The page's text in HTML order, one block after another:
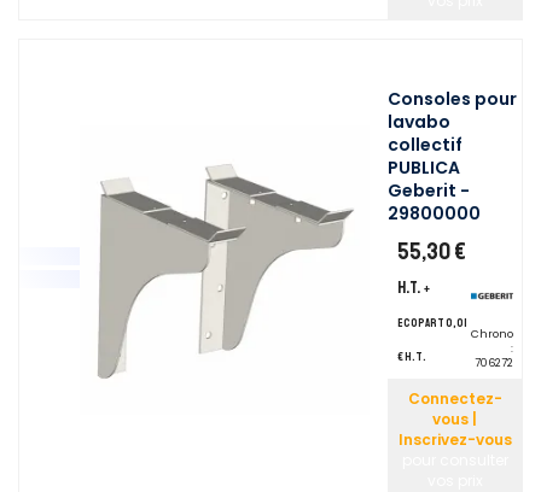
Consoles pour
lavabo
collectif
PUBLICA
Geberit -
29800000
55,30 €
H.T. +
ecopart 0,01
€ H.T.
Chrono
:
706272
Connectez-
vous |
Inscrivez-vous